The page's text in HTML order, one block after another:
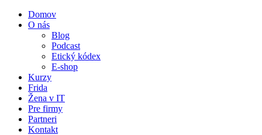
Domov
O nás
Blog
Podcast
Etický kódex
E-shop
Kurzy
Frida
Žena v IT
Pre firmy
Partneri
Kontakt